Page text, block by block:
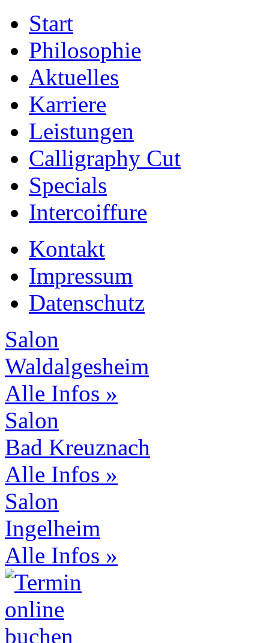
Start
Philosophie
Aktuelles
Karriere
Leistungen
Calligraphy Cut
Specials
Intercoiffure
Kontakt
Impressum
Datenschutz
Salon
Waldalgesheim
Alle Infos »
Salon
Bad Kreuznach
Alle Infos »
Salon
Ingelheim
Alle Infos »